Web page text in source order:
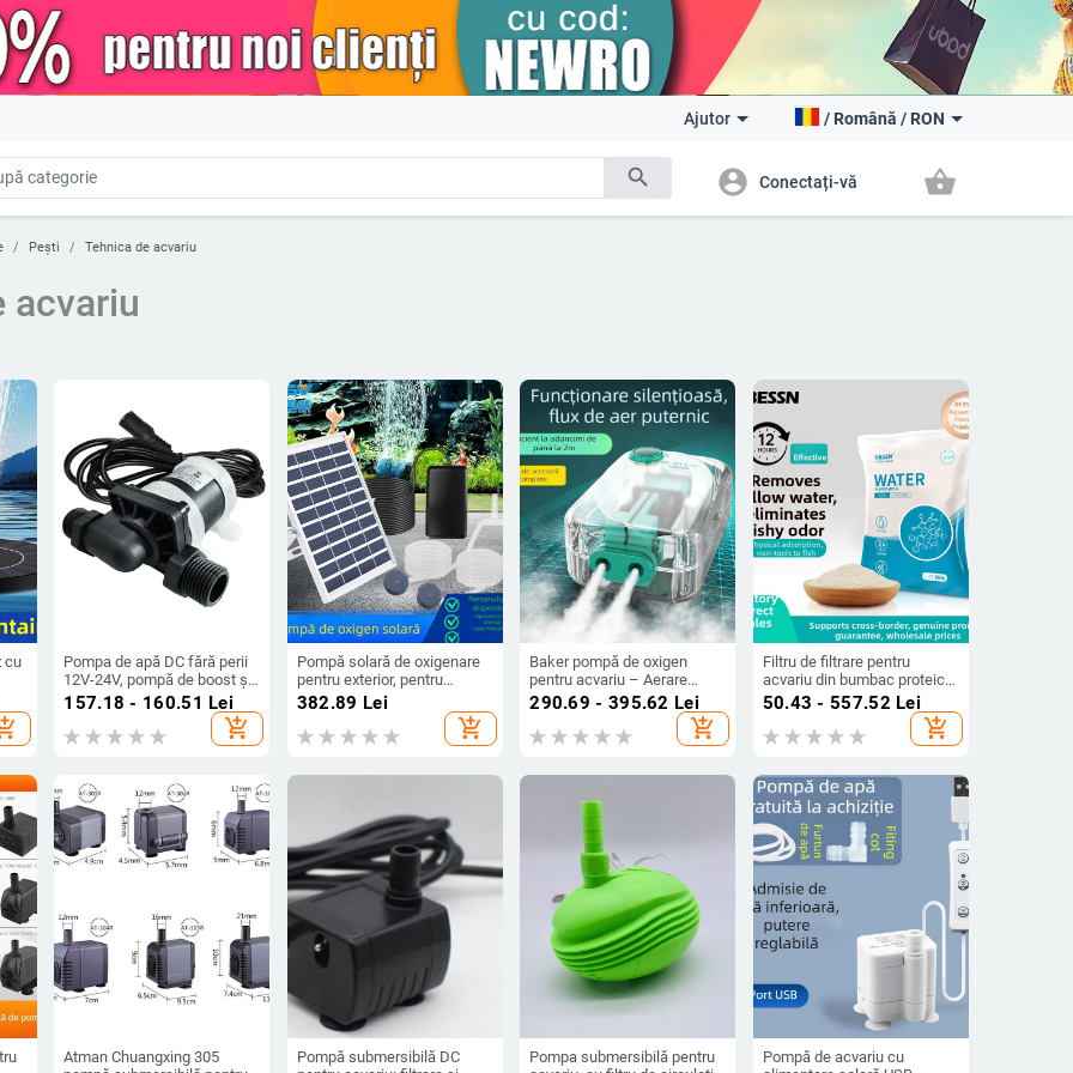
search
Ajutor / Română / RON
account_circle Conectați-vă shopping_basket
Pești Tehnica de acvariu
acvariu
cu
Pompa de apă DC fără perii
12V-24V, pompă de boost și
circulație pentru încălzire și
temperaturi înalte, cu patru
157.18 - 160.51 Lei
add_shopping_cart
Pompă solară de oxigenare
pentru exterior, pentru
pescuit, grădină și iazuri
382.89 Lei
add_shopping_cart
Baker pompă de oxigen
pentru acvariu – Aerare
mecanică silențioasă,
importată, Greutate 2000 g
290.69 - 395.62 Lei
add_shopping_cart
Filtru de filtrare pentru
acvariu din bumbac proteic,
pentru eliminarea
îngălbenirii, deodorant și
purificarea apei, 250 g,
50.43 - 557.52 Lei
add_shopping_cart
Atman Chuangxing 305
Pompă submersibilă DC
Pompa submersibilă pentru
Pompă de acvariu cu